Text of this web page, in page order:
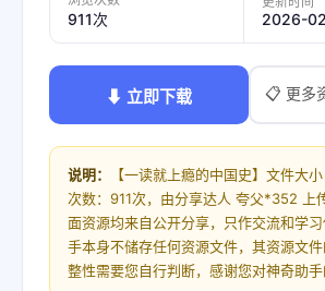
911次 2026-
⬇ 立即下载 📋 更多
说明：
【一读就上瘾的中国史】文件大
次数：911次，由分享达人 夸父*352 上
面资源均来自公开分享，只作交流和学
手本身不储存任何资源文件，其资源文
整性需要您自行判断，感谢您对神奇助手